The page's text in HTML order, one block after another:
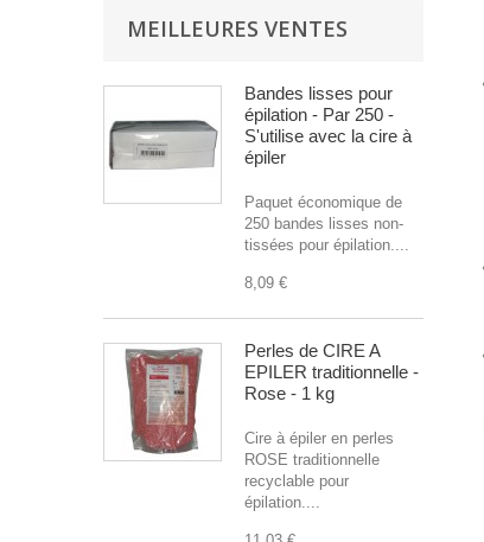
MEILLEURES VENTES
Bandes lisses pour
épilation - Par 250 -
S'utilise avec la cire à
épiler
Paquet économique de
250 bandes lisses non-
tissées pour épilation....
8,09 €
Perles de CIRE A
EPILER traditionnelle -
Rose - 1 kg
Cire à épiler en perles
ROSE traditionnelle
recyclable pour
épilation....